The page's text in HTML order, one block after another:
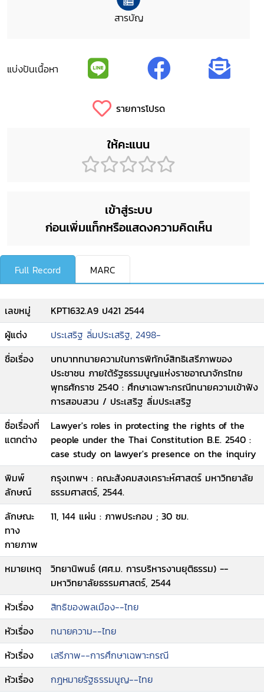
สารบัญ
แบ่งปันเนื้อหา
รายการโปรด
ให้คะแนน
เข้าสู่ระบบ
ก่อนเพิ่มแท็กหรือแสดงความคิดเห็น
Full Record MARC
เลขหมู่
KPT1632.A9 ป421 2544
ผู้แต่ง
ประเสริฐ ลิ่มประเสริฐ, 2498-
ชื่อเรื่อง
บทบาททนายความในการพิทักษ์สิทธิเสรีภาพของ
ประชาชน ภายใต้รัฐธรรมนูญแห่งราชอาณาจักรไทย
พุทธศักราช 2540 : ศึกษาเฉพาะกรณีทนายความเข้าฟัง
การสอบสวน / ประเสริฐ ลิ่มประเสริฐ
ชื่อเรื่องที่
แตกต่าง
Lawyer's roles in protecting the rights of the
people under the Thai Constitution B.E. 2540 :
case study on lawyer's presence on the inquiry
พิมพ์
ลักษณ์
กรุงเทพฯ : คณะสังคมสงเคราะห์ศาสตร์ มหาวิทยาลัย
ธรรมศาสตร์, 2544.
ลักษณะ
ทาง
กายภาพ
11, 144 แผ่น : ภาพประกอบ ; 30 ซม.
หมายเหตุ
วิทยานิพนธ์ (ศศ.ม. การบริหารงานยุติธรรม) --
มหาวิทยาลัยธรรมศาสตร์, 2544
หัวเรื่อง
สิทธิของพลเมือง--ไทย
หัวเรื่อง
ทนายความ--ไทย
หัวเรื่อง
เสรีภาพ--การศึกษาเฉพาะกรณี
หัวเรื่อง
กฎหมายรัฐธรรมนูญ--ไทย